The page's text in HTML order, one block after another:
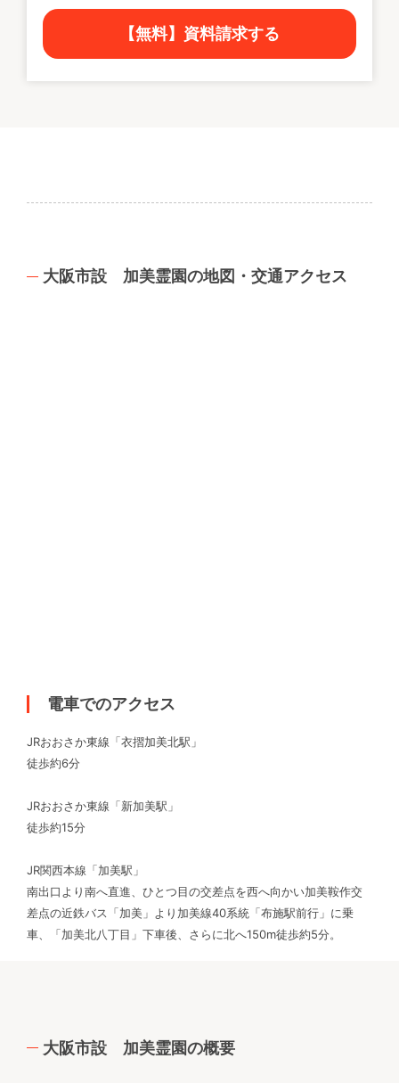
【無料】資料請求する
大阪市設 加美霊園の地図・交通アクセス
電車でのアクセス
JRおおさか東線「衣摺加美北駅」
徒歩約6分
JRおおさか東線「新加美駅」
徒歩約15分
JR関西本線「加美駅」
南出口より南へ直進、ひとつ目の交差点を西へ向かい加美鞍作交
差点の近鉄バス「加美」より加美線40系統「布施駅前行」に乗
車、「加美北八丁目」下車後、さらに北へ150m徒歩約5分。
大阪市設 加美霊園の概要